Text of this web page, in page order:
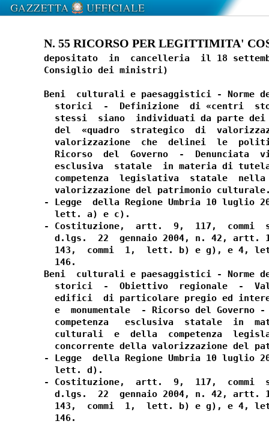
N. 55 RICORSO PER LEGITTIMITA'
depositato  in  cancelleria  il 18
Consiglio dei ministri)
Beni  culturali e paesaggistici - Norme
storici  -  Definizione  di «centri
stessi  siano  individuati da parte
del  «quadro  strategico  di
valorizzazione  che  delinei  le
Ricorso  del  Governo  -  Denunciata
esclusiva  statale  in materia di
competenza  legislativa  statale
valorizzazione del patrimonio
- Legge  della Regione Umbria 10 luglio
  lett. a) e c).
- Costituzione,  artt.  9,  117,  commi
d.lgs.  22  gennaio 2004, n. 42, artt.
143,  commi  1,  lett. b) e g), e 4,
  146.
Beni  culturali e paesaggistici - Norme
storici  -  Obiettivo  regionale  -
edifici  di particolare pregio ed
e  monumentale  - Ricorso del Governo
competenza   esclusiva  statale  in
culturali  e  della  competenza
concorrente della valorizzazione del
- Legge  della Regione Umbria 10 luglio
  lett. d).
- Costituzione,  artt.  9,  117,  commi
d.lgs.  22  gennaio 2004, n. 42, artt.
143,  commi  1,  lett. b) e g), e 4,
  146.